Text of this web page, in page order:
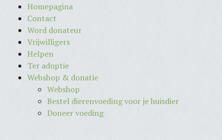
Homepagina
Contact
Word donateur
Vrijwilligers
Helpen
Ter adoptie
Webshop & donatie
Webshop
Bestel dierenvoeding voor je huisdier
Doneer voeding